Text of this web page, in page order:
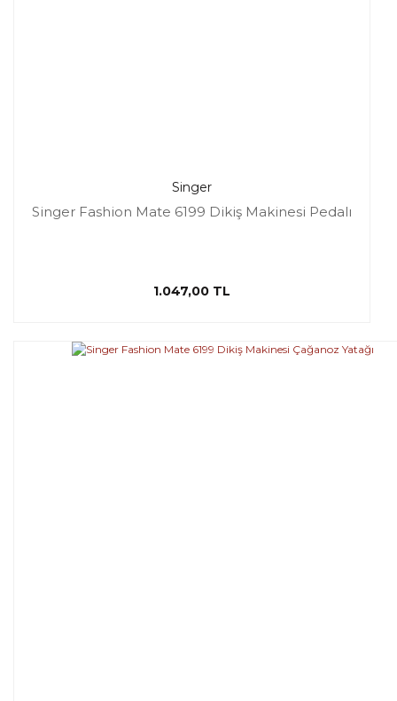
Singer
Singer Fashion Mate 6199 Dikiş Makinesi Pedalı
1.047,00 TL